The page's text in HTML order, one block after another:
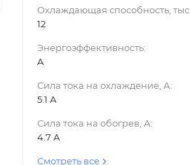
Охлаждающая способность,
12
Энергоэффективность:
A
Сила тока на охлаждение, А:
5.1 А
Сила тока на обогрев, А:
4.7 А
Смотреть все